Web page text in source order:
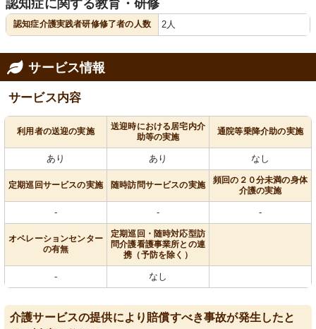
認知症に関する教育・研修
認知症介護実践者研修修了者の人数 2人
サービス情報
サービス内容
利用者の送迎の実施
送迎時における居宅内介
助等の実施
通院等乗降介助の実施
あり あり なし
定期巡回サービスの実施 随時訪問サービスの実施
頻回の２０分未満の身体
介護の実施
- - -
オペレーションセンター
の有無
定期巡回・随時対応型訪
問介護看護事業所との連
携（予防を除く）
- なし
介護サービスの提供により賠償すべき事故が発生したと